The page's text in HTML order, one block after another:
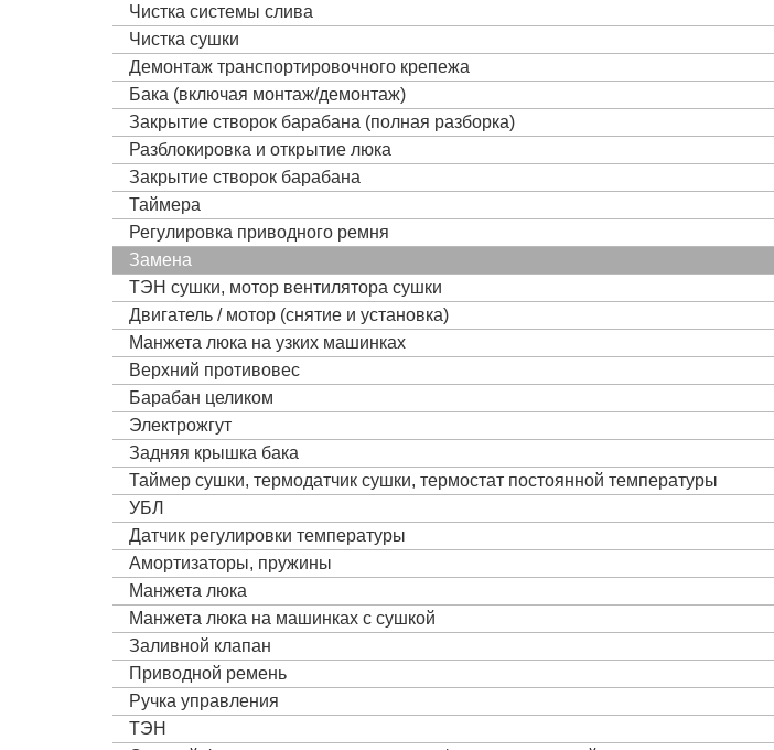
Чистка системы слива
Чистка сушки
Демонтаж транспортировочного крепежа
Бака (включая монтаж/демонтаж)
Закрытие створок барабана (полная разборка)
Разблокировка и открытие люка
Закрытие створок барабана
Таймера
Регулировка приводного ремня
Замена
ТЭН сушки, мотор вентилятора сушки
Двигатель / мотор (снятие и установка)
Манжета люка на узких машинках
Верхний противовес
Барабан целиком
Электрожгут
Задняя крышка бака
Таймер сушки, термодатчик сушки, термостат постоянной температуры
УБЛ
Датчик регулировки температуры
Амортизаторы, пружины
Манжета люка
Манжета люка на машинках с сушкой
Заливной клапан
Приводной ремень
Ручка управления
ТЭН